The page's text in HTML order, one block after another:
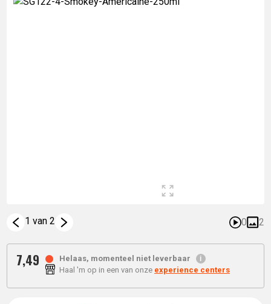
1 van 2 0 2
7,49
Helaas, momenteel niet leverbaar
Haal 'm op in een van onze experience centers